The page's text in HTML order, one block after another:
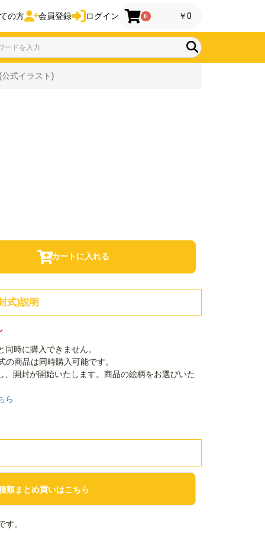
の方 会員登録 ログイン 0 ￥0
式イラスト)
カートに入れる
式)説明
時に購入できません。
の商品は同時購入可能です。
開封が開始いたします。商品の絵柄をお選びいた
ら
類まとめ買いはこちら
。